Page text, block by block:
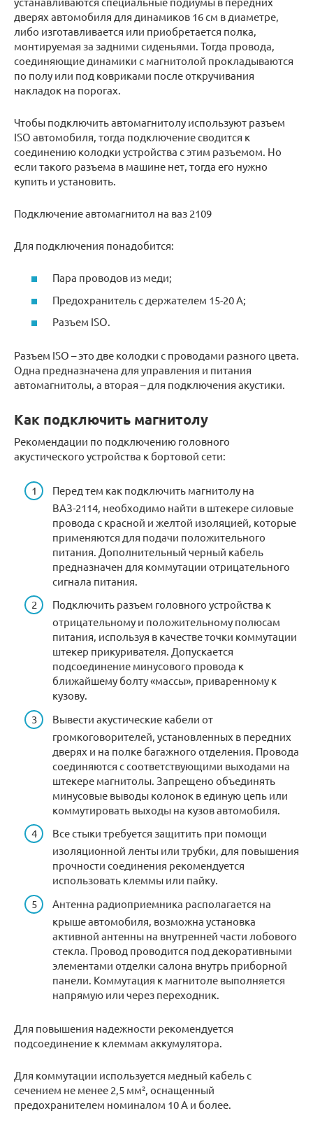
дверях автомобиля для динамиков 16 см в диаметре,
либо изготавливается или приобретается полка,
монтируемая за задними сиденьями. Тогда провода,
соединяющие динамики с магнитолой прокладываются
по полу или под ковриками после откручивания
накладок на порогах.
Чтобы подключить автомагнитолу используют разъем
ISO автомобиля, тогда подключение сводится к
соединению колодки устройства с этим разъемом. Но
если такого разъема в машине нет, тогда его нужно
купить и установить.
Подключение автомагнитол на ваз 2109
Для подключения понадобится:
Пара проводов из меди;
Предохранитель с держателем 15-20 А;
Разъем ISO.
Разъем ISO – это две колодки с проводами разного цвета.
Одна предназначена для управления и питания
автомагнитолы, а вторая – для подключения акустики.
Как подключить магнитолу
Рекомендации по подключению головного
акустического устройства к бортовой сети:
Перед тем как подключить магнитолу на
ВАЗ-2114, необходимо найти в штекере силовые
провода с красной и желтой изоляцией, которые
применяются для подачи положительного
питания. Дополнительный черный кабель
предназначен для коммутации отрицательного
сигнала питания.
Подключить разъем головного устройства к
отрицательному и положительному полюсам
питания, используя в качестве точки коммутации
штекер прикуривателя. Допускается
подсоединение минусового провода к
ближайшему болту «массы», приваренному к
кузову.
Вывести акустические кабели от
громкоговорителей, установленных в передних
дверях и на полке багажного отделения. Провода
соединяются с соответствующими выходами на
штекере магнитолы. Запрещено объединять
минусовые выводы колонок в единую цепь или
коммутировать выходы на кузов автомобиля.
Все стыки требуется защитить при помощи
изоляционной ленты или трубки, для повышения
прочности соединения рекомендуется
использовать клеммы или пайку.
Антенна радиоприемника располагается на
крыше автомобиля, возможна установка
активной антенны на внутренней части лобового
стекла. Провод проводится под декоративными
элементами отделки салона внутрь приборной
панели. Коммутация к магнитоле выполняется
напрямую или через переходник.
Для повышения надежности рекомендуется
подсоединение к клеммам аккумулятора.
Для коммутации используется медный кабель с
сечением не менее 2,5 мм², оснащенный
предохранителем номиналом 10 А и более.